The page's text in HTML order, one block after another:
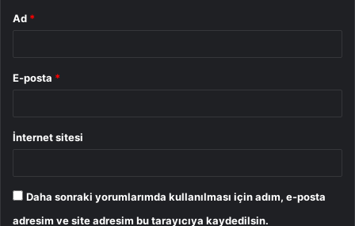
Ad *
E-posta *
İnternet sitesi
Daha sonraki yorumlarımda kullanılması için adım, e-posta
adresim ve site adresim bu tarayıcıya kaydedilsin.